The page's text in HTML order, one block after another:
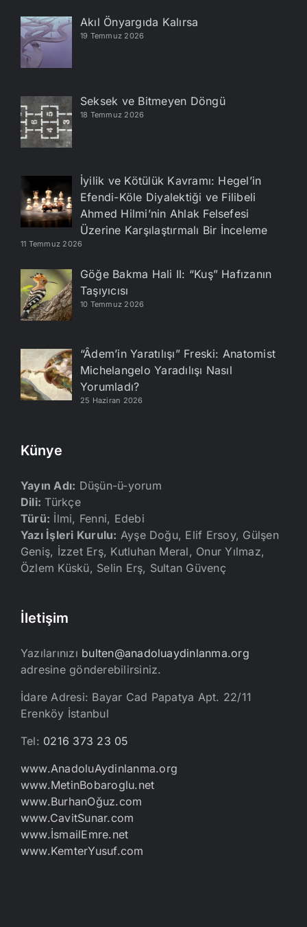
Akıl Önyargıda Kalırsa
19 Temmuz 2026
Seksek ve Bitmeyen Döngü
18 Temmuz 2026
İyilik ve Kötülük Kavramı: Hegel’in
Efendi-Köle Diyalektiği ve Filibeli
Ahmed Hilmi’nin Ahlak Felsefesi
Üzerine Karşılaştırmalı Bir İnceleme
11 Temmuz 2026
Göğe Bakma Hali II: “Kuş” Hafızanın
Taşıyıcısı
10 Temmuz 2026
“Âdem’in Yaratılışı” Freski: Anatomist
Michelangelo Yaradılışı Nasıl
Yorumladı?
25 Haziran 2026
Künye
Yayın Adı: Düşün-ü-yorum
Dili: Türkçe
Türü: İlmi, Fenni, Edebi
Yazı İşleri Kurulu: Ayşe Doğu, Elif Ersoy, Gülşen
Geniş, İzzet Erş, Kutluhan Meral, Onur Yılmaz,
Özlem Küskü, Selin Erş, Sultan Güvenç
İletişim
Yazılarınızı bulten@anadoluaydinlanma.org
adresine gönderebilirsiniz.
İdare Adresi: Bayar Cad Papatya Apt. 22/11
Erenköy İstanbul
Tel: 0216 373 23 05
www.AnadoluAydinlanma.org
www.MetinBobaroglu.net
www.BurhanOğuz.com
www.CavitSunar.com
www.İsmailEmre.net
www.KemterYusuf.com